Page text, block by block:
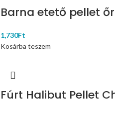
Barna etető pellet
1,730Ft
Kosárba teszem
Fúrt Halibut Pellet